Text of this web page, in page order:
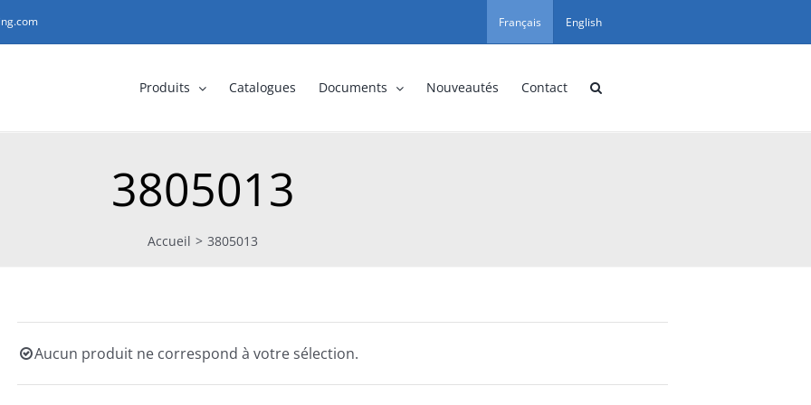
Français English
Produits Catalogues Documents Nouveautés Contact
3805013
Accueil > 3805013
Aucun produit ne correspond à votre sélection.